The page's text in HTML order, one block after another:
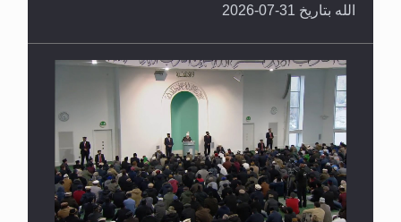
الله بتاريخ 31-07-2026